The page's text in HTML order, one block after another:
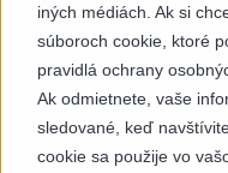
iných médiách. Ak si
súboroch cookie, ktoré
pravidlá ochrany
Ak odmietnete, vaše
sledované, keď
cookie sa použije vo
Kto sú Clamason?